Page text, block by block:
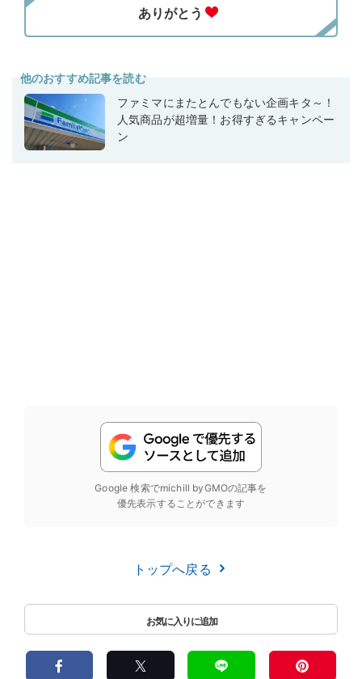
他のおすすめ記事を読む
ファミマにまたとんでもない企画キタ～！
人気商品が超増量！お得すぎるキャンペー
ン
Google 検索でmichill byGMOの記事を
優先表示することができます
トップへ戻る